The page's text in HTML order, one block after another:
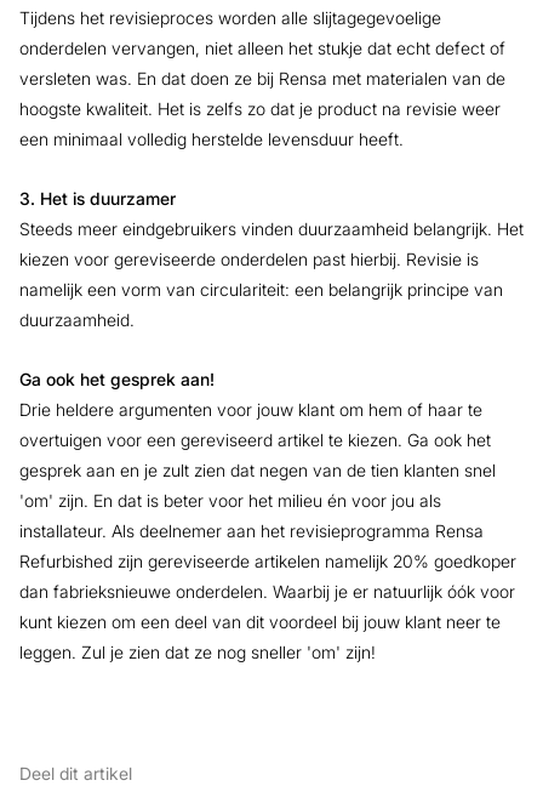
Tijdens het revisieproces worden alle slijtagegevoelige
onderdelen vervangen, niet alleen het stukje dat echt defect of
versleten was. En dat doen ze bij Rensa met materialen van de
hoogste kwaliteit. Het is zelfs zo dat je product na revisie weer
een minimaal volledig herstelde levensduur heeft.
3. Het is duurzamer
Steeds meer eindgebruikers vinden duurzaamheid belangrijk. Het
kiezen voor gereviseerde onderdelen past hierbij. Revisie is
namelijk een vorm van circulariteit: een belangrijk principe van
duurzaamheid.
Ga ook het gesprek aan!
Drie heldere argumenten voor jouw klant om hem of haar te
overtuigen voor een gereviseerd artikel te kiezen. Ga ook het
gesprek aan en je zult zien dat negen van de tien klanten snel
'om' zijn. En dat is beter voor het milieu én voor jou als
installateur. Als deelnemer aan het revisieprogramma Rensa
Refurbished zijn gereviseerde artikelen namelijk 20% goedkoper
dan fabrieksnieuwe onderdelen. Waarbij je er natuurlijk óók voor
kunt kiezen om een deel van dit voordeel bij jouw klant neer te
leggen. Zul je zien dat ze nog sneller 'om' zijn!
Deel dit artikel